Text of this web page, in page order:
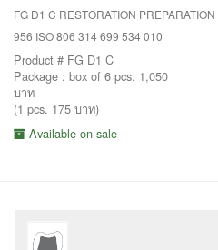
FG D1 C RESTORATION
956 ISO 806 314 699 534 010
Product # FG D1 C
Package : box of 6 pcs. 1,050
บาท
(1 pcs. 175 บาท)
Available on sale